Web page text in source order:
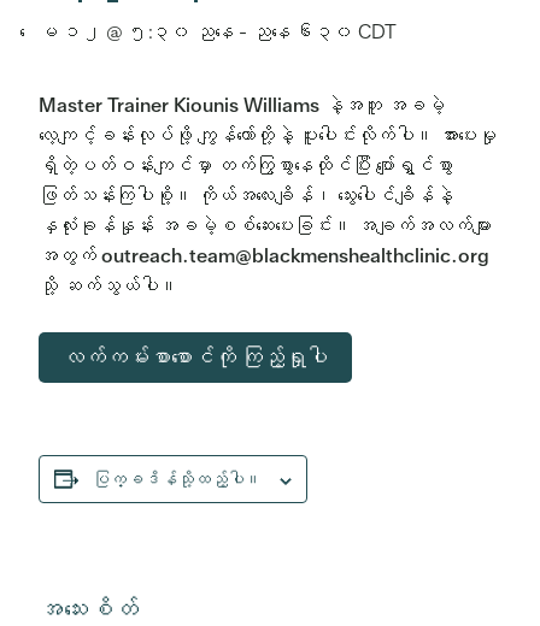
ေမ ၁၂ @ ၅:၃၀ ညနေ - ညနေ ၆း၃၀ CDT
Master Trainer Kiounis Williams နဲ့အတူ အခမဲ့
လေ့ကျင့်ခန်းလုပ်ဖို့ ကျွန်တော်တို့နဲ့ ပူးပေါင်းလိုက်ပါ။ အားပေးမှု
ရှိတဲ့ပတ်ဝန်းကျင်မှာ တက်ကြွစွာနေထိုင်ပြီး ပျော်ရွှင်စွာ
ဖြတ်သန်းကြပါစို့။ ကိုယ်အလေးချိန်၊ သွေးပေါင်ချိန်နဲ့
နှလုံးခုန်နှုန်း အခမဲ့စစ်ဆေးပေးခြင်း။ အချက်အလက်များ
အတွက် outreach.team@blackmenshealthclinic.org
သို့ ဆက်သွယ်ပါ။
လက်ကမ်းစာစောင်ကို ကြည့်ရှုပါ
ပြက္ခဒိန်သို့ထည့်ပါ။
အသေးစိတ်